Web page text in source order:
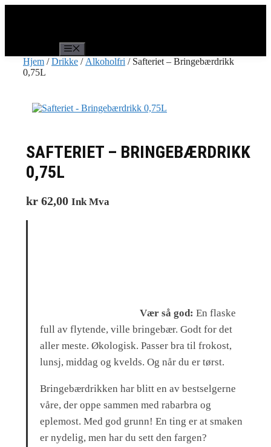
Hjem /Drikke / Alkoholfri / Safteriet – Bringebærdrikk
0,75L
SAFTERIET – BRINGEBÆRDRIKK
0,75L
kr 62,00 Ink Mva
Vær så god: En flaske
full av flytende, ville bringebær. Godt for det
aller meste. Økologisk. Passer bra til frokost,
lunsj, middag og kvelds. Og når du er tørst.
Bringebærdrikken har blitt en av bestselgerne
våre, der oppe sammen med rabarbra og
eplemost. Med god grunn! En ting er at smaken
er nydelig, men har du sett den fargen?